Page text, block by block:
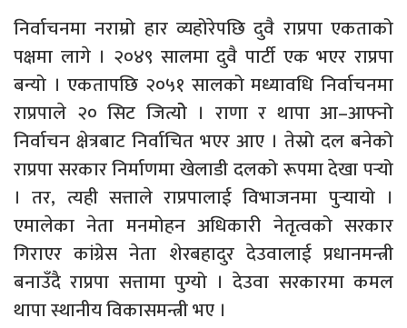
निर्वाचनमा नराम्रो हार व्यहोरेपछि दुवै राप्रपा एकताको
पक्षमा लागे । २०४९ सालमा दुवै पार्टी एक भएर राप्रपा
बन्यो । एकतापछि २०५१ सालको मध्यावधि निर्वाचनमा
राप्रपाले २० सिट जित्योे । राणा र थापा आ–आफ्नो
निर्वाचन क्षेत्रबाट निर्वाचित भएर आए । तेस्रो दल बनेको
राप्रपा सरकार निर्माणमा खेलाडी दलको रूपमा देखा पर्‍यो
। तर, त्यही सत्ताले राप्रपालाई विभाजनमा पुर्‍यायो ।
एमालेका नेता मनमोहन अधिकारी नेतृत्वको सरकार
गिराएर कांग्रेस नेता शेरबहादुर देउवालाई प्रधानमन्त्री
बनाउँदै राप्रपा सत्तामा पुग्यो । देउवा सरकारमा कमल
थापा स्थानीय विकासमन्त्री भए ।